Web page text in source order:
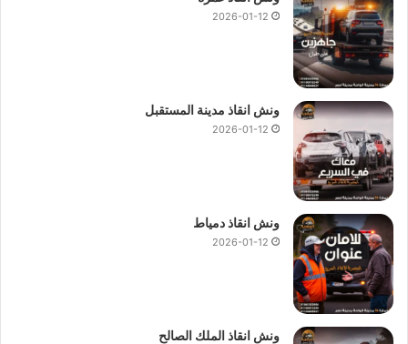
2026-01-12
ونش انقاذ مدينة المستقبل
2026-01-12
ونش انقاذ دمياط
2026-01-12
ونش انقاذ الملك الصالح